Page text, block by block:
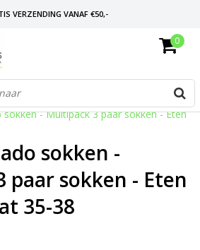
VERZENDING VANAF €50,-
EN 30 DAGEN BEDENKTIJD
0
sokken - Multipack 3 paar sokken - Eten
sokken -
paar sokken - Eten
35-38